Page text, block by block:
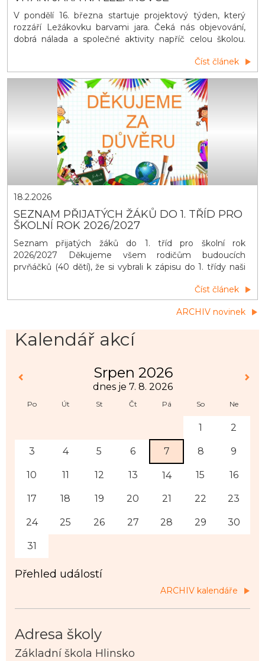
V pondělí 16. března startuje projektový týden, který
rozzáří Ležákovku barvami jara. Čeká nás objevování,
dobrá nálada a společné aktivity napříč celou školou.
zelenou svačinku, vyzdobit třídu do zelena. Každá třída
získá svůj symbolický jarní klíč, který se objeví na dveřích
učebny. Není to obyčejn&yacu
Číst článek
18.2.2026
SEZNAM PŘIJATÝCH ŽÁKŮ DO 1. TŘÍD PRO
ŠKOLNÍ ROK 2026/2027
Seznam přijatých žáků do 1. tříd pro školní rok
2026/2027 Děkujeme všem rodičům budoucích
prvňáčků (40 dětí), že si vybrali k zápisu do 1. třídy naši
třídy. První schůzka rodičů budoucích prvňáčků
proběhne během měsíce června. Třídní učitelky zašlou
během druhé poloviny května rodičům e-maily s
Číst článek
ARCHIV novinek
Kalendář akcí
Srpen 2026
dnes je 7. 8. 2026
Po Út St Čt Pá So Ne
1 2
3 4 5 6 7 8 9
10 11 12 13 14 15 16
17 18 19 20 21 22 23
24 25 26 27 28 29 30
31
Přehled událostí
ARCHIV kalendáře
Adresa školy
Základní škola Hlinsko